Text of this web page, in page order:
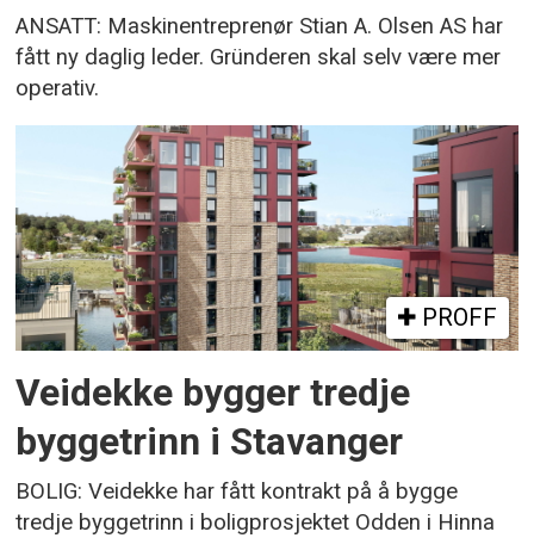
ANSATT: Maskinentreprenør Stian A. Olsen AS har
fått ny daglig leder. Gründeren skal selv være mer
operativ.
PROFF
Veidekke bygger tredje
byggetrinn i Stavanger
BOLIG: Veidekke har fått kontrakt på å bygge
tredje byggetrinn i boligprosjektet Odden i Hinna